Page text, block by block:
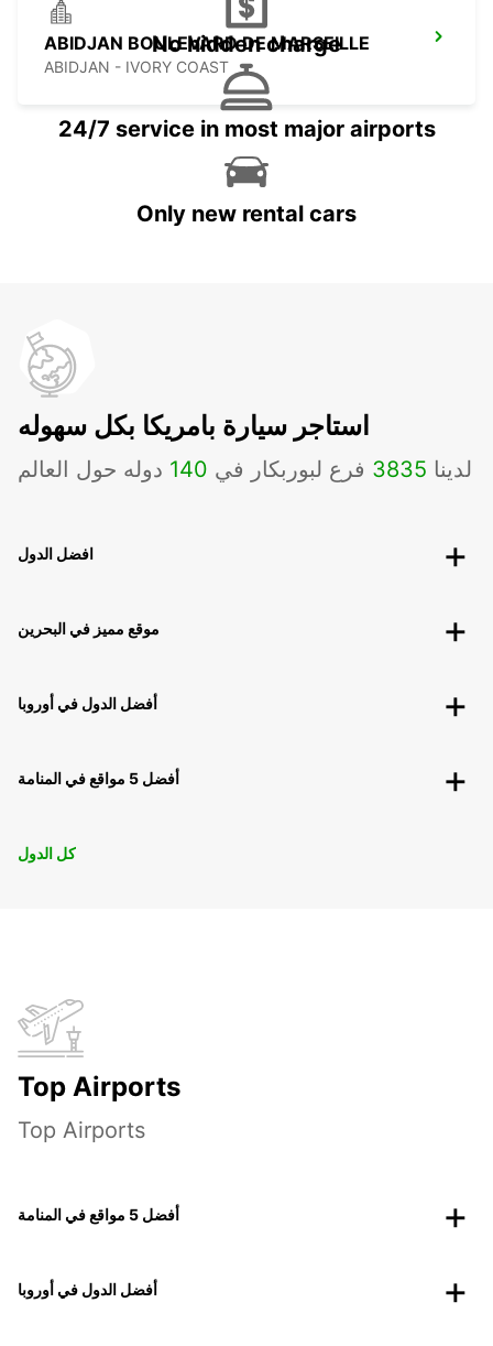
ABIDJAN BOULEVARD DE MARSEILLE
ABIDJAN - IVORY COAST
No hidden charge
24/7 service in most major airports
Only new rental cars
استاجر سيارة بامريكا بكل سهوله
لدينا 3835 فرع لبوربكار في 140 دوله حول العالم
افضل الدول
موقع مميز في البحرين
أفضل الدول في أوروبا
أفضل 5 مواقع في المنامة
كل الدول
Top Airports
Top Airports
أفضل 5 مواقع في المنامة
أفضل الدول في أوروبا